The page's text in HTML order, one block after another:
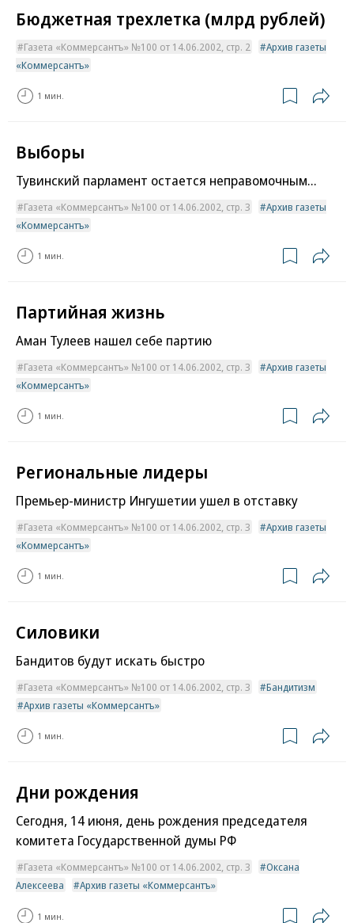
Бюджетная трехлетка (млрд рублей)
Газета «Коммерсантъ» №100 от 14.06.2002, стр. 2
Архив газеты
«Коммерсантъ»
1 мин.
Выборы
Тувинский парламент остается неправомочным...
Газета «Коммерсантъ» №100 от 14.06.2002, стр. 3
Архив газеты
«Коммерсантъ»
1 мин.
Партийная жизнь
Аман Тулеев нашел себе партию
Газета «Коммерсантъ» №100 от 14.06.2002, стр. 3
Архив газеты
«Коммерсантъ»
1 мин.
Региональные лидеры
Премьер-министр Ингушетии ушел в отставку
Газета «Коммерсантъ» №100 от 14.06.2002, стр. 3
Архив газеты
«Коммерсантъ»
1 мин.
Силовики
Бандитов будут искать быстро
Газета «Коммерсантъ» №100 от 14.06.2002, стр. 3
Бандитизм
Архив газеты «Коммерсантъ»
1 мин.
Дни рождения
Сегодня, 14 июня, день рождения председателя
комитета Государственной думы РФ
Газета «Коммерсантъ» №100 от 14.06.2002, стр. 3
Оксана
Алексеева
Архив газеты «Коммерсантъ»
1 мин.